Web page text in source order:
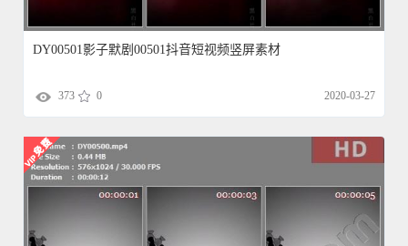
DY00501影子默剧00501抖音短视频竖屏素材
373 0 2020-03-27